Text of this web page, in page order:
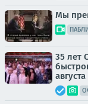
Мы
35 лет